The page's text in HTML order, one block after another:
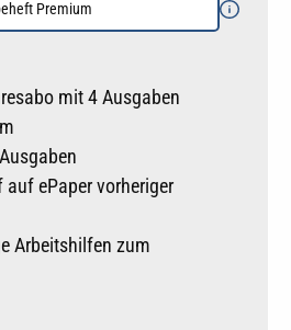
Premium
mit 4 Ausgaben
ePaper vorheriger
Arbeitshilfen zum